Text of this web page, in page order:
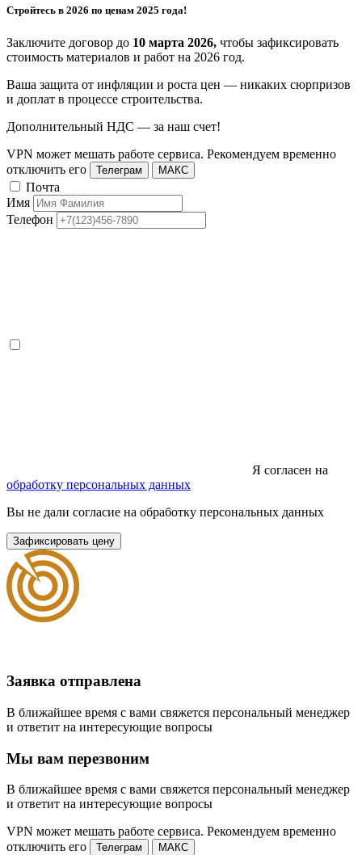
Стройтесь в 2026 по ценам 2025 года!
Заключите договор до 10 марта 2026, чтобы зафиксировать
стоимость материалов и работ на 2026 год.
Ваша защита от инфляции и роста цен — никаких сюрпризов
и доплат в процессе строительства.
Дополнительный НДС — за наш счет!
VPN может мешать работе сервиса. Рекомендуем временно
отключить его
Телеграм МАКС
Почта
Имя
Телефон
Я согласен на
обработку персональных данных
Вы не дали согласие на обработку персональных данных
Зафиксировать цену
Заявка отправлена
В ближайшее время с вами свяжется персональный менеджер
и ответит на интересующие вопросы
Мы вам перезвоним
В ближайшее время с вами свяжется персональный менеджер
и ответит на интересующие вопросы
VPN может мешать работе сервиса. Рекомендуем временно
отключить его
Телеграм МАКС